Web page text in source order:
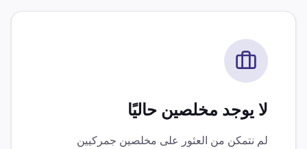
لا يوجد مخلصين حاليًا
لم نتمكن من العثور على مخلصين جمركيين